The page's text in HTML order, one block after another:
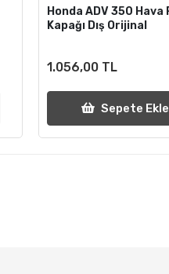
Honda ADV 350
Kapağı Dış Orijinal
1.056,00 TL
Sepete Ekle